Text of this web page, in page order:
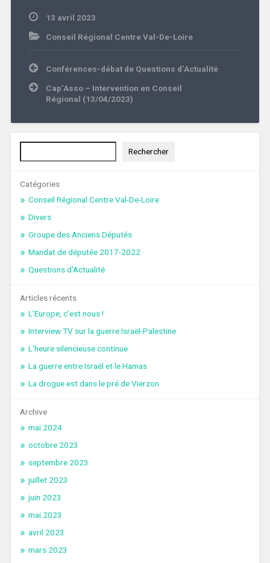
13 avril 2023
Conseil Régional Centre Val-De-Loire
Navigation
de
l’article
Conférences-débat de Questions d’Actualité
Cap’Asso – Intervention en Conseil
Régional (13/04/2023)
Rechercher
Rechercher
Catégories
Conseil Régional Centre Val-De-Loire
Divers
Groupe des Anciens Députés
Mandat de députée 2017-2022
Questions d'Actualité
Articles récents
L’Europe, c’est nous !
Interview TV sur la guerre Israël-Palestine
L’heure silencieuse continue
La guerre entre Israël et le Hamas
La drogue est dans le pré de Vierzon
Archive
mai 2024
octobre 2023
septembre 2023
juillet 2023
juin 2023
mai 2023
avril 2023
mars 2023